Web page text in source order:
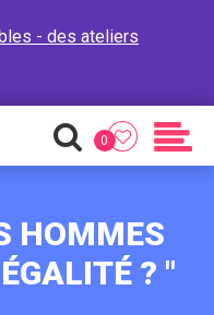
- des ateliers

Recherche
0
Favoris
HOMMES
? "